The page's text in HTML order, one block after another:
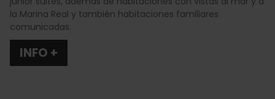
la Marina Real y también habitaciones familiares
comunicadas.
INFO +